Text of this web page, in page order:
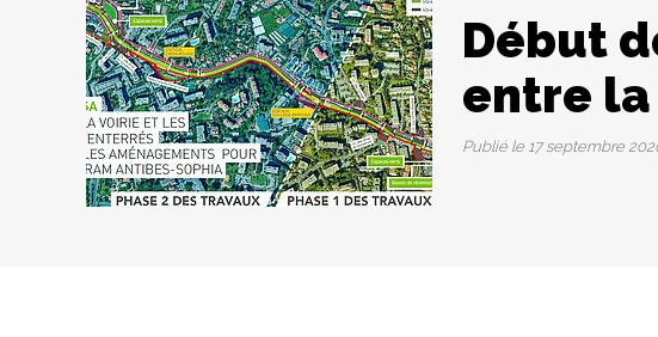
Début
entre
Publié le 17 septembre